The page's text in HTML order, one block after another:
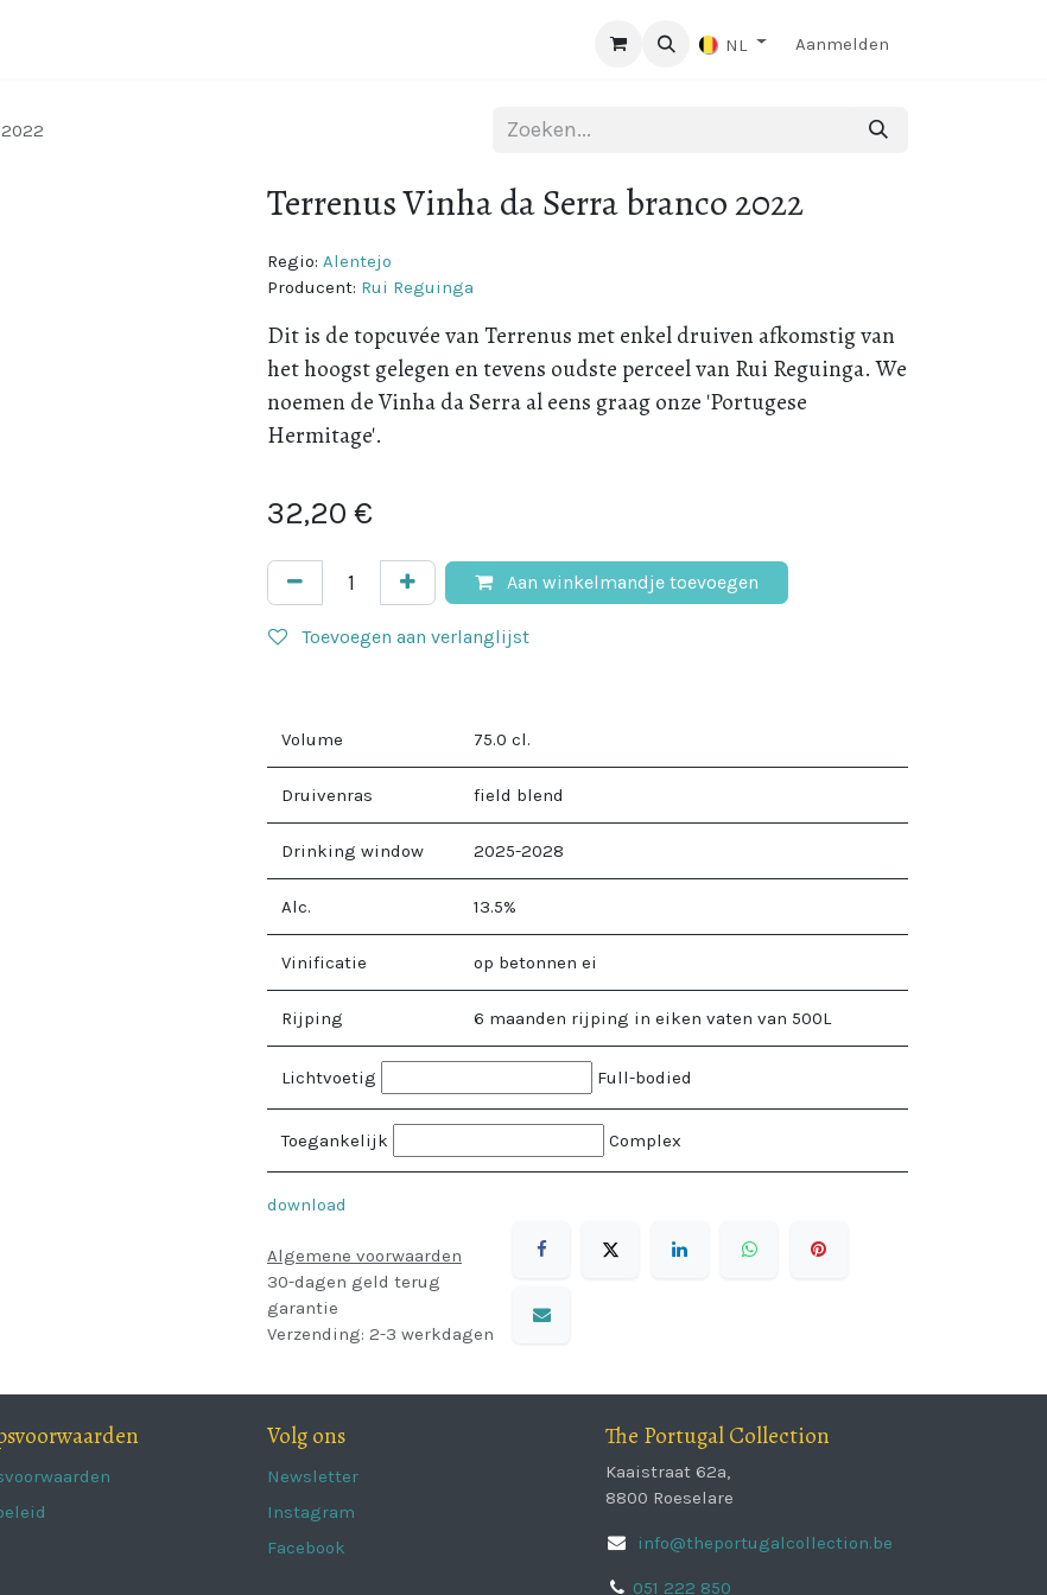
NL Aanmelden
Terrenus Vinha da Serra branco 2022
Regio: Alentejo
Producent: Rui Reguinga
Dit is de topcuvée van Terrenus met enkel druiven afkomstig van
het hoogst gelegen en tevens oudste perceel van Rui Reguinga. We
noemen de Vinha da Serra al eens graag onze 'Portugese
Hermitage'.
32,20 €
Aan winkelmandje toevoegen
Toevoegen aan verlanglijst
Volume 75.0 cl.
Druivenras field blend
Drinking window 2025-2028
Alc. 13.5%
Vinificatie op betonnen ei
Rijping 6 maanden rijping in eiken vaten van 500L
Lichtvoetig Full-bodied
Toegankelijk Complex
download
Algemene voorwaarden
30-dagen geld terug
garantie
Verzending: 2-3 werkdagen
Volg ons
Newsletter
Instagram
Facebook
The Portugal Collection
Kaaistraat 62a,
8800 Roeselare
info@theportugalcollection.be
051 222 850